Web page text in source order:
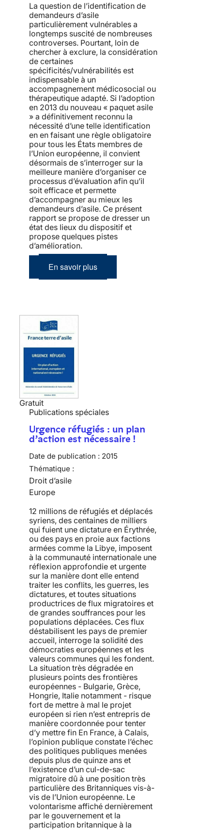
La question de l’identification de
demandeurs d’asile
particulièrement vulnérables a
longtemps suscité de nombreuses
controverses. Pourtant, loin de
chercher à exclure, la considération
de certaines
spécificités/vulnérabilités est
indispensable à un
accompagnement médicosocial ou
thérapeutique adapté. Si l’adoption
en 2013 du nouveau « paquet asile
» a définitivement reconnu la
nécessité d’une telle identification
en en faisant une règle obligatoire
pour tous les États membres de
l’Union européenne, il convient
désormais de s’interroger sur la
meilleure manière d’organiser ce
processus d’évaluation afin qu’il
soit efficace et permette
d’accompagner au mieux les
demandeurs d’asile. Ce présent
rapport se propose de dresser un
état des lieux du dispositif et
propose quelques pistes
d’amélioration.
En savoir plus
Gratuit
Publications spéciales
Urgence réfugiés : un plan
d’action est nécessaire !
Date de publication : 2015
Thématique :
Droit d’asile
Europe
12 millions de réfugiés et déplacés
syriens, des centaines de milliers
qui fuient une dictature en Érythrée,
ou des pays en proie aux factions
armées comme la Libye, imposent
à la communauté internationale une
réflexion approfondie et urgente
sur la manière dont elle entend
traiter les conflits, les guerres, les
dictatures, et toutes situations
productrices de flux migratoires et
de grandes souffrances pour les
populations déplacées. Ces flux
déstabilisent les pays de premier
accueil, interroge la solidité des
démocraties européennes et les
valeurs communes qui les fondent.
La situation très dégradée en
plusieurs points des frontières
européennes - Bulgarie, Grèce,
Hongrie, Italie notamment - risque
fort de mettre à mal le projet
européen si rien n’est entrepris de
manière coordonnée pour tenter
d’y mettre fin En France, à Calais,
l’opinion publique constate l’échec
des politiques publiques menées
depuis plus de quinze ans et
l’existence d’un cul-de-sac
migratoire dû à une position très
particulière des Britanniques vis-à-
vis de l’Union européenne. Le
volontarisme affiché dernièrement
par le gouvernement et la
participation britannique à la